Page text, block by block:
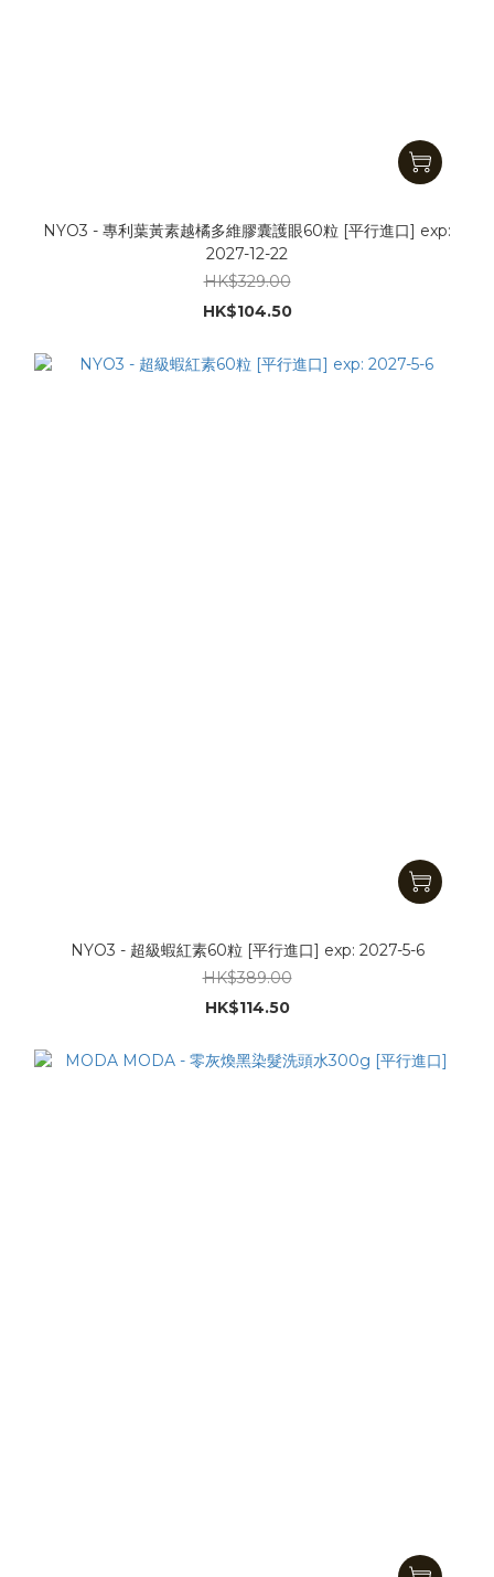
NYO3 - 專利葉黃素越橘多維膠囊護眼60粒 [平行進口] exp:
2027-12-22
HK$329.00
HK$104.50
NYO3 - 超級蝦紅素60粒 [平行進口] exp: 2027-5-6
HK$389.00
HK$114.50